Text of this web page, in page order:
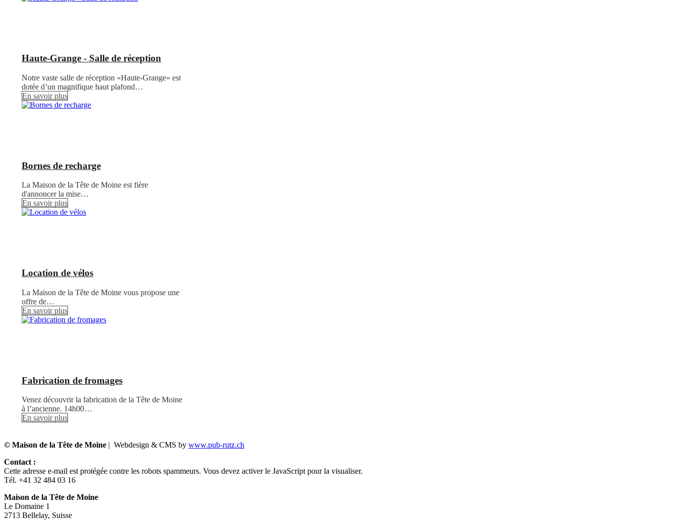
Haute-Grange - Salle de réception
Notre vaste salle de réception «Haute-Grange» est
dotée d’un magnifique haut plafond…
En savoir plus
Bornes de recharge
La Maison de la Tête de Moine est fière
d'annoncer la mise…
En savoir plus
Location de vélos
La Maison de la Tête de Moine vous propose une
offre de…
En savoir plus
Fabrication de fromages
Venez découvrir la fabrication de la Tête de Moine
à l’ancienne. 14h00…
En savoir plus
© Maison de la Tête de Moine | Webdesign & CMS by www.pub-rutz.ch
Contact :
Cette adresse e-mail est protégée contre les robots spammeurs. Vous devez activer le JavaScript pour la visualiser.
Tél. +41 32 484 03 16
Maison de la Tête de Moine
Le Domaine 1
2713 Bellelay, Suisse